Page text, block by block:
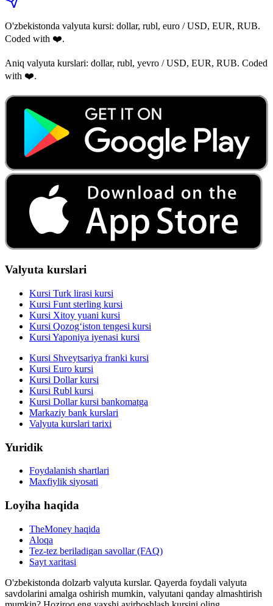
O'zbekistonda valyuta kursi: dollar, rubl, euro / USD, EUR, RUB.
Coded with ❤️.
Aniq valyuta kurslari: dollar, rubl, yevro / USD, EUR, RUB. Coded
with ❤️.
Valyuta kurslari
Kursi Turk lirasi kursi
Kursi Funt sterling kursi
Kursi Xitoy yuani kursi
Kursi Qozog‘iston tengesi kursi
Kursi Yaponiya iyenasi kursi
Kursi Shveytsariya franki kursi
Kursi Euro kursi
Kursi Dollar kursi
Kursi Rubl kursi
Kursi Dollar kursi bankomatga
Markaziy bank kurslari
Valyuta kurslari tarixi
Yuridik
Foydalanish shartlari
Maxfiylik siyosati
Loyiha haqida
TheMoney haqida
Aloqa
Tez-tez beriladigan savollar (FAQ)
Sayt xaritasi
O'zbekistonda dolzarb valyuta kurslar. Qayerda foydali valyuta
savdolarini amalga oshirish mumkin, valyutani qanday almashtirish